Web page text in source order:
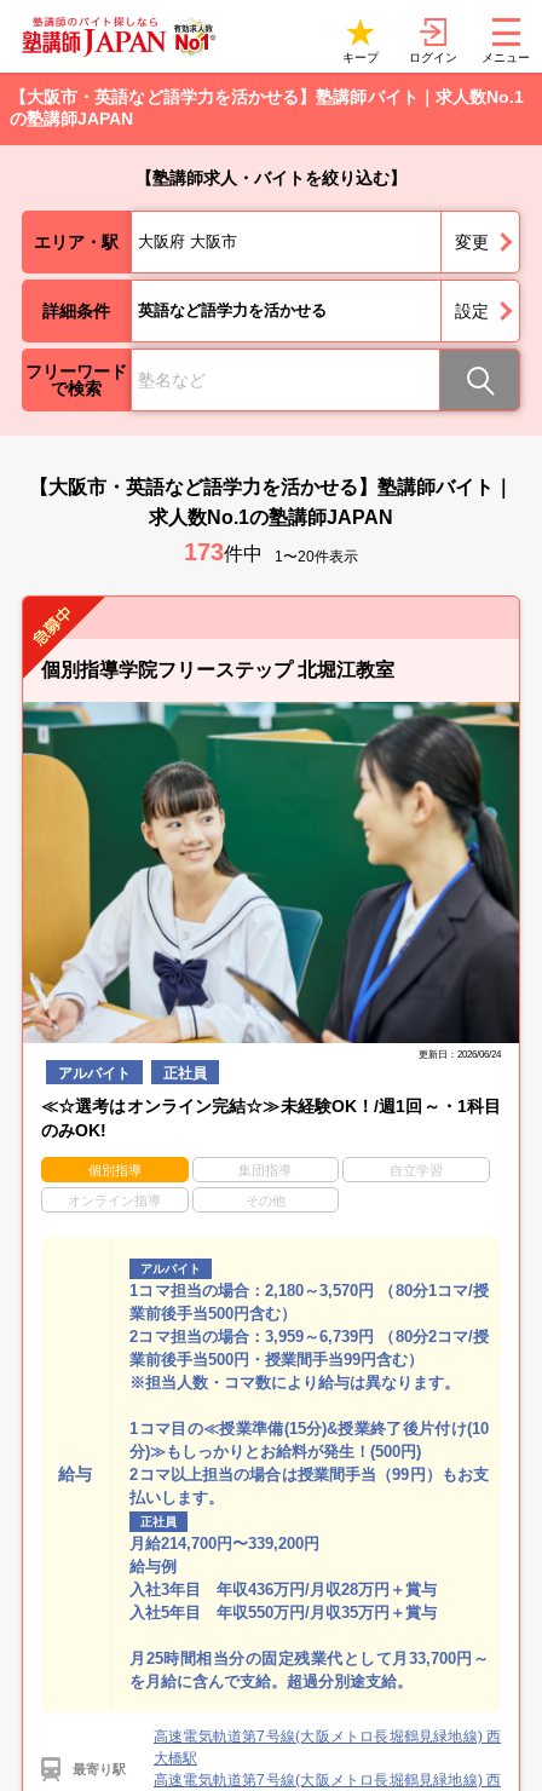
キープ ログイン メニュー
【大阪市・英語など語学力を活かせる】塾講師バイト｜求人数No.1
の塾講師JAPAN
【塾講師求人・バイトを絞り込む】
エリア・駅 大阪府 大阪市 変更
詳細条件 英語など語学力を活かせる 設定
フリーワード
で検索
【大阪市・英語など語学力を活かせる】塾講師バイト｜
求人数No.1の塾講師JAPAN
173件中 1〜20件表示
個別指導学院フリーステップ 北堀江教室
更新日：2026/06/24
アルバイト 正社員
≪☆選考はオンライン完結☆≫未経験OK！/週1回～・1科目
のみOK!
個別指導 集団指導 自立学習
オンライン指導 その他
給与
アルバイト
1コマ担当の場合：2,180～3,570円 （80分1コマ/授
業前後手当500円含む）
2コマ担当の場合：3,959～6,739円 （80分2コマ/授
業前後手当500円・授業間手当99円含む）
※担当人数・コマ数により給与は異なります。
1コマ目の≪授業準備(15分)&授業終了後片付け(10
分)≫もしっかりとお給料が発生！(500円)
2コマ以上担当の場合は授業間手当（99円）もお支
払いします。
正社員
月給214,700円〜339,200円
給与例
入社3年目 年収436万円/月収28万円＋賞与
入社5年目 年収550万円/月収35万円＋賞与
月25時間相当分の固定残業代として月33,700円～
を月給に含んで支給。超過分別途支給。
最寄り駅
高速電気軌道第7号線(大阪メトロ長堀鶴見緑地線) 西
大橋駅
高速電気軌道第7号線(大阪メトロ長堀鶴見緑地線) 西